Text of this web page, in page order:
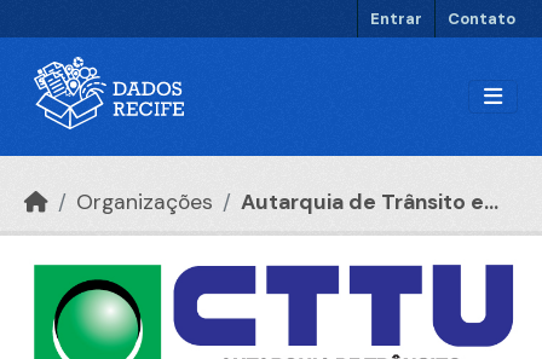
Entrar Contato
Organizações Autarquia de Trânsito e...